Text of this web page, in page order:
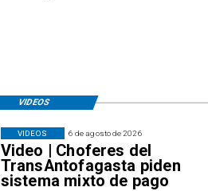
6 de agosto de 2026
Video | Choferes del
TransAntofagasta piden
sistema mixto de pago
VIDEOS
VIDEOS